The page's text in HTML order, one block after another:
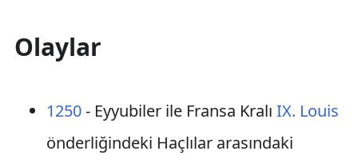
Olaylar
1250- Eyyubiler ile Fransa Kralı IX. Louis
önderliğindeki Haçlılar arasındaki